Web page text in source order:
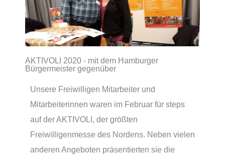
AKTIVOLI 2020 - mit dem Hamburger
Bürgermeister gegenüber
Unsere Freiwilligen Mitarbeiter und
Mitarbeiterinnen waren im Februar für steps
auf der AKTIVOLI, der größten
Freiwilligenmesse des Nordens. Neben vielen
anderen Angeboten präsentierten sie die